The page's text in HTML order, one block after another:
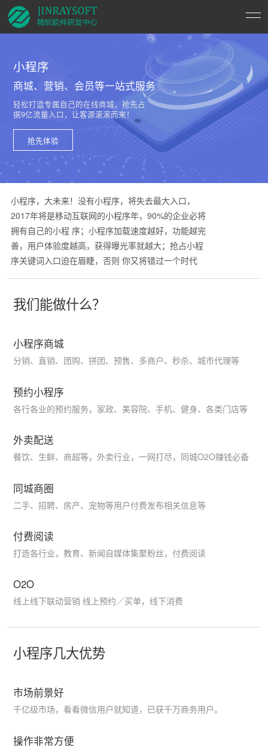
小程序
商城、营销、会员等一站式服务
轻松打造专属自己的在线商城，抢先占
据9亿流量入口，让客源滚滚而来！
抢先体验
小程序，大未来！没有小程序，将失去最大入口，
2017年将是移动互联网的小程序年，90%的企业必将
拥有自己的小程 序；小程序加载速度越好，功能越完
善，用户体验度越高，获得曝光率就越大；抢占小程
序关键词入口迫在眉睫，否则 你又将错过一个时代
我们能做什么？
小程序商城
分销、直销、团购、拼团、预售、多商户、秒杀、城市代理等
预约小程序
各行各业的预约服务，家政、美容院、手机、健身、各类门店等
外卖配送
餐饮、生鲜、商超等，外卖行业，一网打尽，同城O2O赚钱必备
同城商圈
二手、招聘、房产、宠物等用户付费发布相关信息等
付费阅读
打造各行业，教育、新闻自媒体集聚粉丝，付费阅读
O2O
线上线下联动营销 线上预约／买单，线下消费
小程序几大优势
市场前景好
千亿级市场，看看微信用户就知道，已获千万商务用户。
操作非常方便